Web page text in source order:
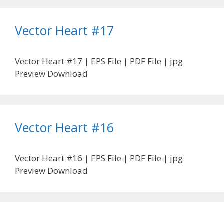
Vector Heart #17
Vector Heart #17 | EPS File | PDF File | jpg
Preview Download
Vector Heart #16
Vector Heart #16 | EPS File | PDF File | jpg
Preview Download